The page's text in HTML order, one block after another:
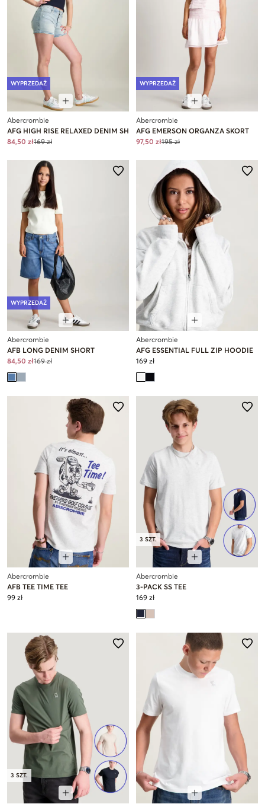
WYPRZEDAŻ
Abercrombie
AFG HIGH RISE RELAXED DENIM SH
84,50 zł169 zł
WYPRZEDAŻ
Abercrombie
AFG EMERSON ORGANZA SKORT
97,50 zł195 zł
WYPRZEDAŻ
Abercrombie
AFB LONG DENIM SHORT
84,50 zł169 zł
Abercrombie
AFG ESSENTIAL FULL ZIP HOODIE
169 zł
Abercrombie
AFB TEE TIME TEE
99 zł
3 SZT.
Abercrombie
3-PACK SS TEE
169 zł
3 SZT.